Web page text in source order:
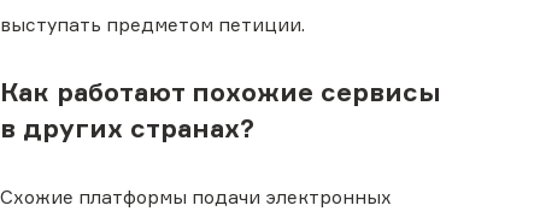
выступать предметом петиции.
Как работают похожие сервисы
в других странах?
Схожие платформы подачи электронных